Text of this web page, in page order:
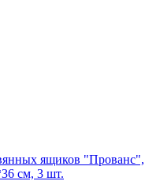
ящиков "Прованс",
см, 3 шт.